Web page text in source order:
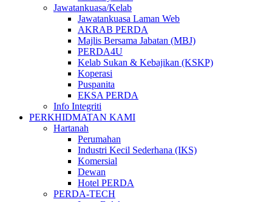
Jawatankuasa/Kelab
Jawatankuasa Laman Web
AKRAB PERDA
Majlis Bersama Jabatan (MBJ)
PERDA4U
Kelab Sukan & Kebajikan (KSKP)
Koperasi
Puspanita
EKSA PERDA
Info Integriti
PERKHIDMATAN KAMI
Hartanah
Perumahan
Industri Kecil Sederhana (IKS)
Komersial
Dewan
Hotel PERDA
PERDA-TECH